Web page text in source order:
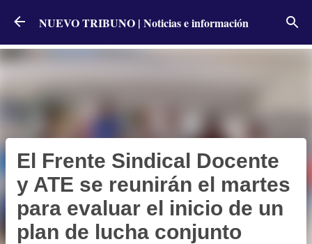
Ir al contenido principal
NUEVO TRIBUNO | Noticias e información
El Frente Sindical Docente
y ATE se reunirán el martes
para evaluar el inicio de un
plan de lucha conjunto